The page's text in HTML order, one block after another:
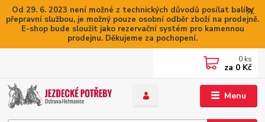
Od 29. 6. 2023 není možné z technických důvodů posílat balíky
přepravní službou, je možný pouze osobní odběr zboží na prodejně.
E-shop bude sloužit jako rezervační systém pro kamennou
prodejnu. Děkujeme za pochopení.
Menu
0 ks
za 0 Kč